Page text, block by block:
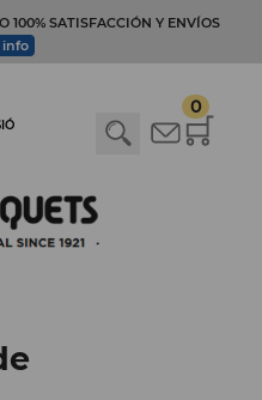
100% SATISFACCIÓN Y ENVÍOS
info
0